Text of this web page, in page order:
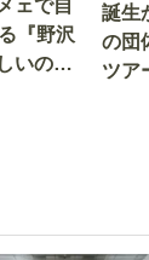
ェで自
『野沢
いの
誕生
の団
ツア